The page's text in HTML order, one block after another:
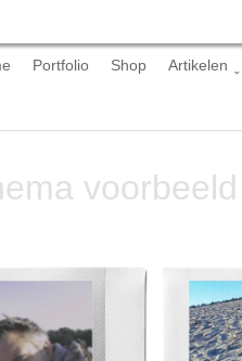
Portfolio Shop Artikelen